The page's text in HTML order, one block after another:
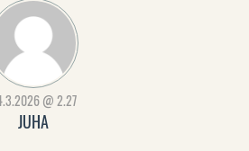
@ 2.27
JUHA